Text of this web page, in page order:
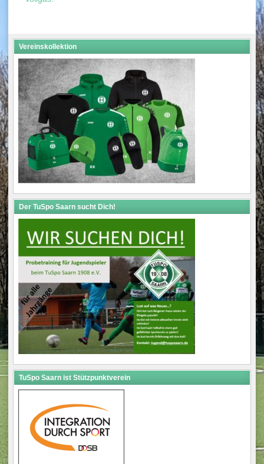
Vereinskollektion
Der TuSpo Saarn sucht Dich!
TuSpo Saarn ist Stützpunktverein